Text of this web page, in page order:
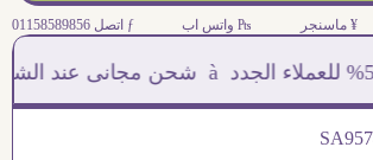
¥ ماسنجر ₧ واتس اب ƒ اتصل 01158589856